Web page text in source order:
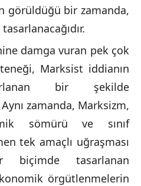
görüldüğü bir zamanda,
damga vuran pek çok
Marksist iddianın
bir şekilde
zamanda, Marksizm,
sömürü ve sınıf
tek amaçlı uğraşması
biçimde tasarlanan
örgütlenmelerin